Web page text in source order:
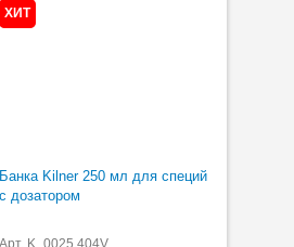
ХИТ
Банка Kilner 250 мл для специй
с дозатором
Арт. K_0025.404V